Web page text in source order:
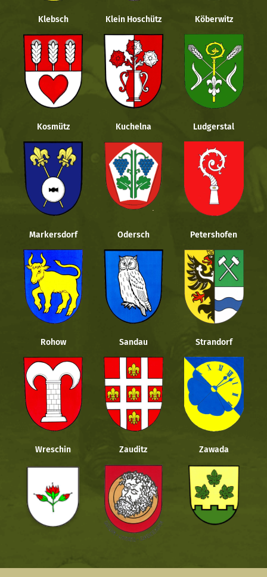
Klebsch Klein Hoschütz Köberwitz
Kosmütz Kuchelna Ludgerstal
Markersdorf Odersch Petershofen
Rohow Sandau Strandorf
Wreschin Zauditz Zawada